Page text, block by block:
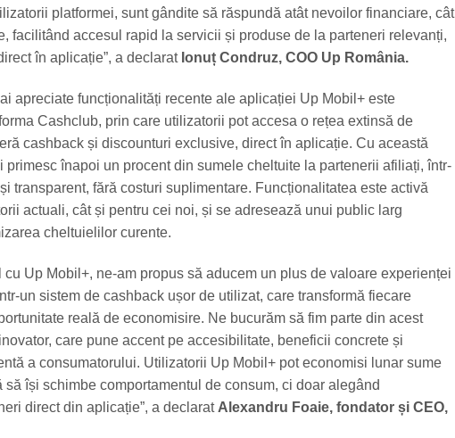
platformei, sunt gândite să răspundă atât nevoilor financiare, cât
facilitând accesul rapid la servicii și produse de la parteneri relevanți,
în aplicație”, a declarat Ionuț Condruz, COO Up România.
apreciate funcționalități recente ale aplicației Up Mobil+ este
Cashclub, prin care utilizatorii pot accesa o rețea extinsă de
cashback și discounturi exclusive, direct în aplicație. Cu această
primesc înapoi un procent din sumele cheltuite la partenerii afiliați, într-
transparent, fără costuri suplimentare. Funcționalitatea este activă
actuali, cât și pentru cei noi, și se adresează unui public larg
cheltuielilor curente.
cu Up Mobil+, ne-am propus să aducem un plus de valoare experienței
un sistem de cashback ușor de utilizat, care transformă fiecare
reală de economisire. Ne bucurăm să fim parte din acest
care pune accent pe accesibilitate, beneficii concrete și
a consumatorului. Utilizatorii Up Mobil+ pot economisi lunar sume
să își schimbe comportamentul de consum, ci doar alegând
direct din aplicație”, a declarat Alexandru Foaie, fondator și CEO,